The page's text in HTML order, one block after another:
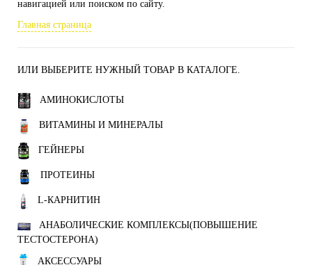
навигацией или поиском по сайту.
Главная страница
ИЛИ ВЫБЕРИТЕ НУЖНЫЙ ТОВАР В КАТАЛОГЕ.
АМИНОКИСЛОТЫ
ВИТАМИНЫ И МИНЕРАЛЫ
ГЕЙНЕРЫ
ПРОТЕИНЫ
L-КАРНИТИН
АНАБОЛИЧЕСКИЕ КОМПЛЕКСЫ(ПОВЫШЕНИЕ
ТЕСТОСТЕРОНА)
АКСЕССУАРЫ